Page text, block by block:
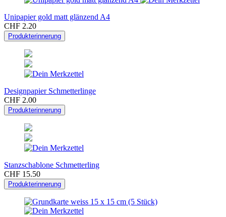
Unipapier gold matt glänzend A4
CHF 2.20
Produkterinnerung
Designpapier Schmetterlinge
CHF 2.00
Produkterinnerung
Stanzschablone Schmetterling
CHF 15.50
Produkterinnerung